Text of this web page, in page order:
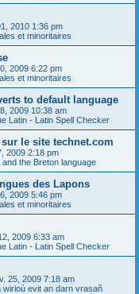
2010 1:36 pm
et minoritaires
2009 6:22 pm
et minoritaires
to default language
2009 10:38 am
Latin - Latin Spell Checker
le site technet.com
2009 2:18 pm
the Breton language
des Lapons
2009 5:46 pm
et minoritaires
2009 6:33 am
Latin - Latin Spell Checker
25, 2009 7:18 am
wirioù evit an darn vrasañ